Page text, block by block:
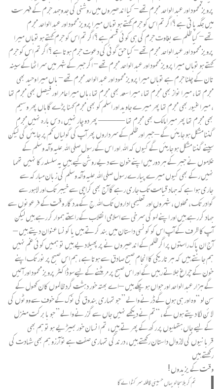
پرویزمحمود اور عبد الواحد مجرم تھے- کیا اندھیروں میں روشنی کی جدوجہد جرم کے فہرست
میں جگہ پاتی ہے ؟ اگر تم اس کو جرم کہتے ہو توہاں میرا پرویزمحمود اور عبد الواحد مجرم
تھے- کیا ظلم سے بغاوت جرم کی ہی کوئی قسم ہے ؟ اگر تم اس کو جرم کہتے ہو توہاں میرا
پرویزمحمود اور عبد الواحد مجرم تھے- کیا حق گوئی کی دعوت جرم ہوتا ہے ؟ اگر تم اس کو جرم
کہتے ہو توہاں میرا پرویزمحمود اور عبد الواحد مجرم تھے- اگر جبر کے شہر میں سر اٹھا کے سینہ
تان کے چلنا جرم ہے توہاں میرا پرویزمحمود اور عبد الواحد مجرم تھے- ہاں میرا وحید بھی
مجرم تھا ، میرا نواز بھی مجرم تھا ، میرا سعد بھی مجرم تھا ، ہاں میرا عامر اور فیصل بھی مجرم تھا
، میرا غیور بھی مجرم تھا پھر میرے جاوید اور اسلم کو بھی مجرم کہنا پڑے گا ہاں پھر وسیم
بھی مجرم تھا پھر میرا مالک بھی مجرم تھا ——— پھر دو چار نہیں ، دس بارہ نہیں مجرم
گننا مشکل ہو جایئں گے – جبر اور ظلم کے سرداروں پھر آپ کی گولیاں کم پر جایئں گی لیکن
سینے گننا مشکل ہو جایئں گے کیوں کہ الله اور اس کے رسول صلی الله علیہ وآلہ وسلم کے
غلاموں نے جبر کے ہر دور میں اپنے خون سے دیے روشن کیے ہیں یہ سلسلہ رکا نہیں تھما
نہیں رکے بھی کیوں میرے پیارے رسول صلی الله علیہ وآلہ وسلم کی زبان مبارکہ سے
جاری ہوا ہے کہ جہاد قیامت تک جاری رہے گا آج بھی کراچی سے خیبر تک اور لاہور سے
گوادر تک ، محلوں ، شہروں اور تعلیمی اداروں تک الله ج کے مدد گار وقت کے فرعونوں سے
جہاد کر رہے ہیں اور اپنے لہو کی سرخی سے اسلامی انقلاب کے راستے ہموار کر رہے ہیں لیکن
آپ کا ظرف کے آپ اس کو کونسی داستان میں بند کرتے ہیں یا کونسا عنوان دیتے ہیں –
آج ان پاک راستوں پر اگر ظلم کے اندھیروں نے پر پھیلا دیے ہیں تو ہمیں کوئی غم نہیں
ہم جانتے ہیں کہ ہر تاریکی کا انجام صبح صادق سے ہوتا ہے ، ہم اس صبح پر نور تک اپنے
خون کے چراغ جلاتے رہیں گے اور اس صبح پر مر مٹنے کے لیےسو ڈاکٹر پرویز محمود اور آئیں
گے ہزار عبد الواحد اور جواں ہو چکے ہیں – اے بھتہ خور دہشت گرد ظالموں کان کھول کے
سن لو “وہ اور ہی ہوں گے ڈرنے والے ” جو تمہاری بندوق کی نوک کے خوف سے ووٹوں کی
لائن لگا دیتے ہوں گے ، “تم نے دیکھے نہیں جاں سے گزرنے والے ” جو بابرکت منزل
کے لیے جاں ہتھلیوں پر رکھ کے پھرتے ہیں ، تم انسان خوربھیڑیے ہو تو ہم بھی
قربانیوں کی لازوال داستان رکھتے ہیں ، درندگی تمہاری صفت ہے تو آرزو ہم بھی شہادت کی
رکھتے ہیں
وقت کے یزیدوں !
تم کربلا سجا لو یہاں حسینی قافلہ سر کٹوائے گا